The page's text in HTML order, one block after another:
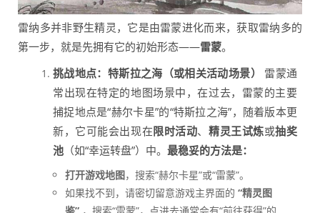
雷纳多并非野生精灵，它是由雷蒙进化而来，获取雷纳多的
第一步，就是先拥有它的初始形态——雷蒙。
挑战地点：特斯拉之海（或相关活动场景）
雷蒙通
常出现在特定的地图场景中，在过去，雷蒙的主要
捕捉地点是“赫尔卡星”的“特斯拉之海”，随着版本更
新，它可能会出现在限时活动、精灵王试炼或抽奖
池 （如“幸运转盘”）中。 最稳妥的方法是：
打开游戏地图，搜索“赫尔卡星”或“雷蒙”。
如果找不到，请密切留意游戏主界面的 “精灵图